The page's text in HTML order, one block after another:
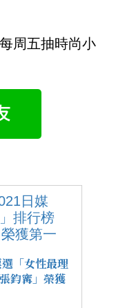
周五抽時尚小
「女性最理
鈞寗」榮獲